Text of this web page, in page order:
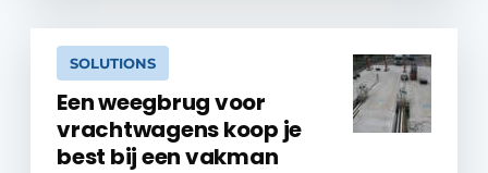
SOLUTIONS
Een weegbrug voor
vrachtwagens koop je
best bij een vakman